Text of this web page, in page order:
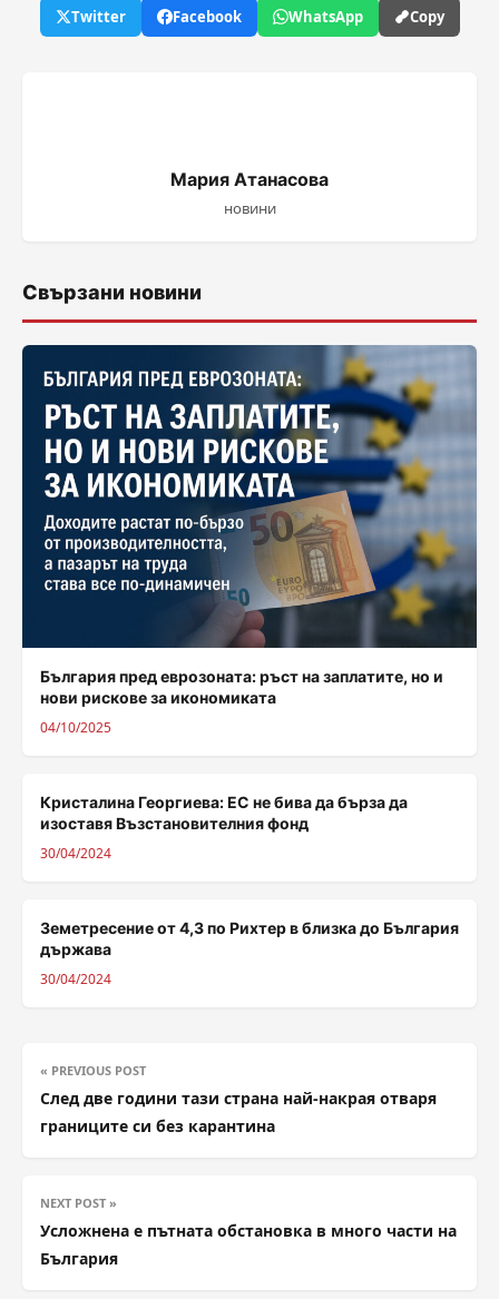
Twitter Facebook WhatsApp Copy
Мария Атанасова
новини
Свързани новини
България пред еврозоната: ръст на заплатите, но и
нови рискове за икономиката
04/10/2025
Кристалина Георгиева: ЕС не бива да бърза да
изоставя Възстановителния фонд
30/04/2024
Земетресение от 4,3 по Рихтер в близка до България
държава
30/04/2024
« PREVIOUS POST
След две години тази страна най-накрая отваря
границите си без карантина
NEXT POST »
Усложнена е пътната обстановка в много части на
България